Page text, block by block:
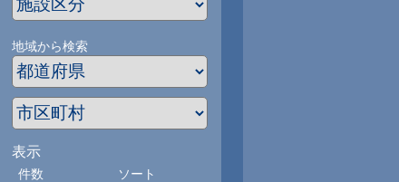
地域から検索
表示
件数 ソート